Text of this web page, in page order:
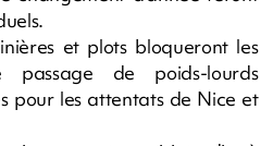
et plots bloqueront les
de poids-lourds
pour les attentats de Nice et